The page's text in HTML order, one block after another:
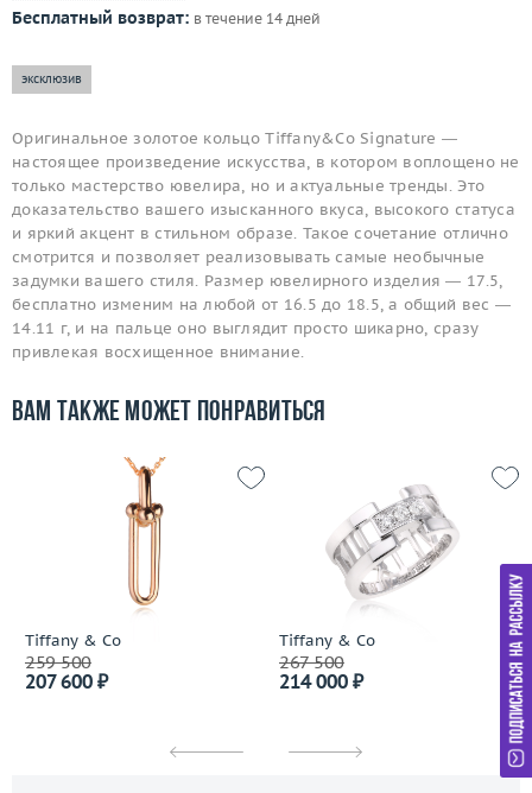
Бесплатный возврат: в течение 14 дней
эксклюзив
Оригинальное золотое кольцо Tiffany&Co Signature —
настоящее произведение искусства, в котором воплощено не
только мастерство ювелира, но и актуальные тренды. Это
доказательство вашего изысканного вкуса, высокого статуса
и яркий акцент в стильном образе. Такое сочетание отлично
смотрится и позволяет реализовывать самые необычные
задумки вашего стиля. Размер ювелирного изделия — 17.5,
бесплатно изменим на любой от 16.5 до 18.5, а общий вес —
14.11 г, и на пальце оно выглядит просто шикарно, сразу
привлекая восхищенное внимание.
Вам также может понравиться
Tiffany & Co
259 500
207 600 ₽
Tiffany & Co
267 500
214 000 ₽